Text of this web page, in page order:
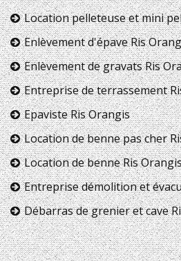
Location pelleteuse et mini
Enlèvement d'épave Ris
Enlèvement de gravats Ris
Entreprise de terrassement
Epaviste Ris Orangis
Location de benne pas cher
Location de benne Ris
Entreprise démolition et
Débarras de grenier et cave